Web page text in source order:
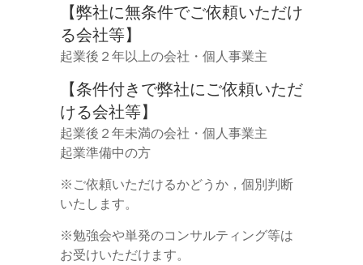
【弊社に無条件でご依頼いただけ
る会社等】
起業後２年以上の会社・個人事業主
【条件付きで弊社にご依頼いただ
ける会社等】
起業後２年未満の会社・個人事業主
起業準備中の方
※ご依頼いただけるかどうか，個別判断
いたします。
※勉強会や単発のコンサルティング等は
お受けいただけます。